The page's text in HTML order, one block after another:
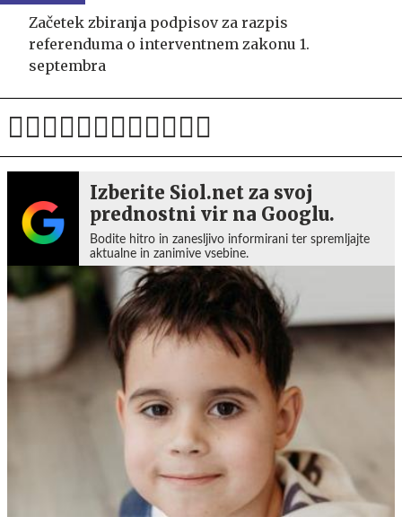
Začetek zbiranja podpisov za razpis
referenduma o interventnem zakonu 1.
septembra
Izberite Siol.net za svoj
prednostni vir na Googlu.
Bodite hitro in zanesljivo informirani ter spremljajte
aktualne in zanimive vsebine.